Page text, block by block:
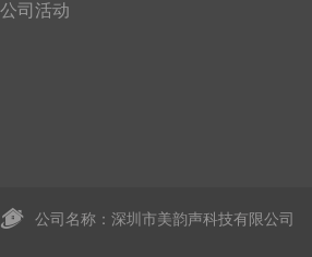
公司活动
公司名称：深圳市美韵声科技有限公司